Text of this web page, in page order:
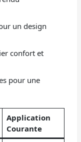
un design
confort et
pour une
Application
Courante